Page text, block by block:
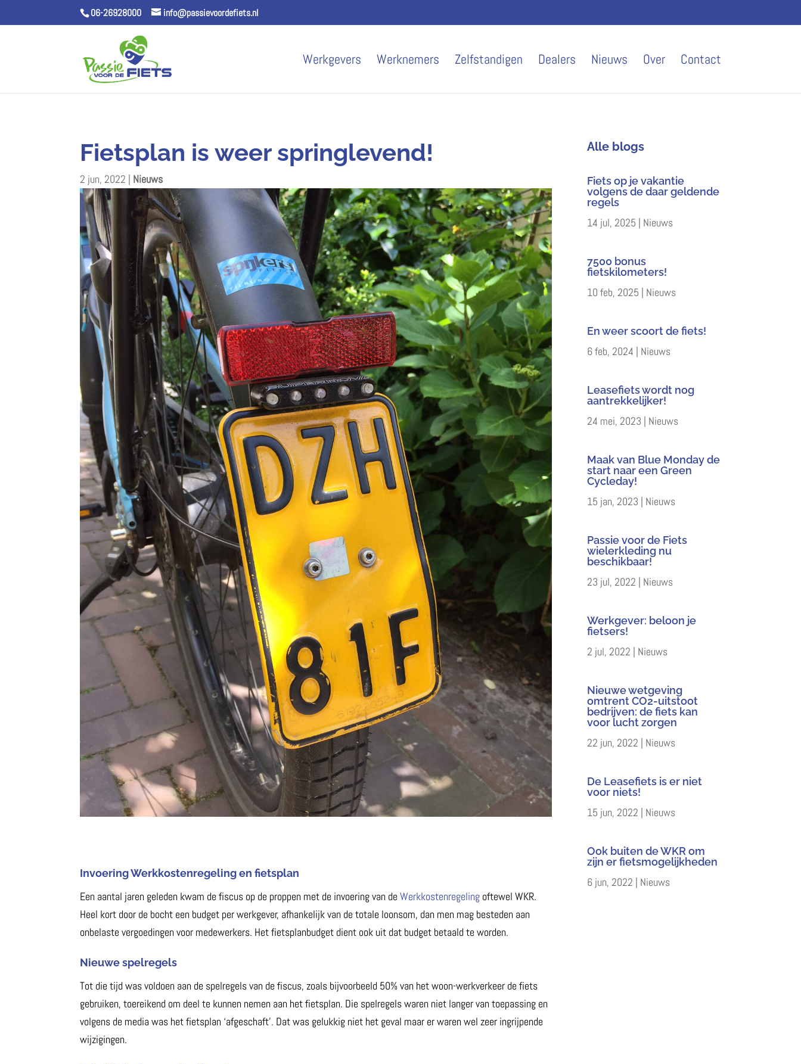
06-26928000 info@passievoordefiets.nl
Werkgevers Werknemers Zelfstandigen Dealers Nieuws Over Contact
Fietsplan is weer springlevend!
2 jun, 2022 | Nieuws
Invoering Werkkostenregeling en fietsplan
Een aantal jaren geleden kwam de fiscus op de proppen met de invoering van deWerkkostenregeling oftewel WKR.
Heel kort door de bocht een budget per werkgever, afhankelijk van de totale loonsom, dan men mag besteden aan
onbelaste vergoedingen voor medewerkers. Het fietsplanbudget dient ook uit dat budget betaald te worden.
Nieuwe spelregels
Tot die tijd was voldoen aan de spelregels van de fiscus, zoals bijvoorbeeld 50% van het woon-werkverkeer de fiets
gebruiken, toereikend om deel te kunnen nemen aan het fietsplan. Die spelregels waren niet langer van toepassing en
volgens de media was het fietsplan ‘afgeschaft’. Dat was gelukkig niet het geval maar er waren wel zeer ingrijpende
wijzigingen.
Alle blogs
Fiets op je vakantie
volgens de daar geldende
regels
14 jul, 2025 | Nieuws
7500 bonus
fietskilometers!
10 feb, 2025 | Nieuws
En weer scoort de fiets!
6 feb, 2024 | Nieuws
Leasefiets wordt nog
aantrekkelijker!
24 mei, 2023 | Nieuws
Maak van Blue Monday de
start naar een Green
Cycleday!
15 jan, 2023 | Nieuws
Passie voor de Fiets
wielerkleding nu
beschikbaar!
23 jul, 2022 | Nieuws
Werkgever: beloon je
fietsers!
2 jul, 2022 | Nieuws
Nieuwe wetgeving
omtrent CO2-uitstoot
bedrijven: de fiets kan
voor lucht zorgen
22 jun, 2022 | Nieuws
De Leasefiets is er niet
voor niets!
15 jun, 2022 | Nieuws
Ook buiten de WKR om
zijn er fietsmogelijkheden
6 jun, 2022 | Nieuws